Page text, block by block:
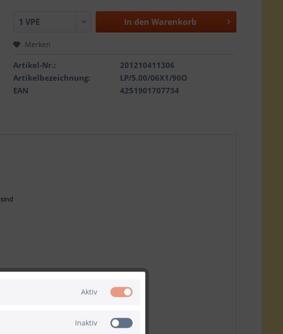
In den Warenkorb
Merken
Artikel-Nr.:
201210411306
Artikelbezeichnung:
LP/5.00/06X1/90O
EAN
4251901707734
Aktiv
Inaktiv